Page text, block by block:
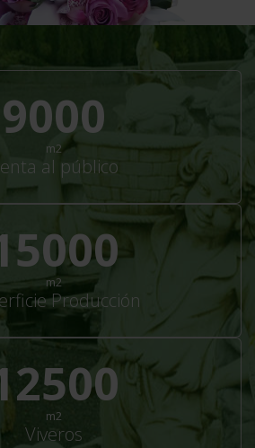
13200
m2
al público
m2
Producción
m2
Viveros